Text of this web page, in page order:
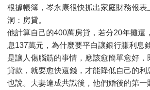
根據帳簿，岑永康很快抓出家庭財務報表
洞：房貸。
他計算自己的400萬房貸，若分20年攤還
息137萬元，為什麼要平白讓銀行賺利息
是讓人傷腦筋的事情，應該愈簡單愈好，
貸款，就要愈快還錢，才能降低自己的利
也說。夫妻達成共識後，他們婚後的第一